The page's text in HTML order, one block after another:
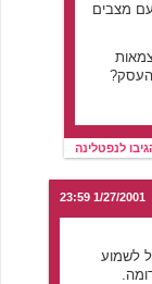
עם מצבים
לנפטלינה
1/27/2001 23:59
לשמוע